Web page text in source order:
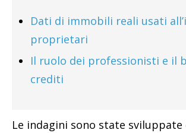
Dati di immobili reali usati
proprietari
Il ruolo dei professionisti e il
crediti
Le indagini sono state sviluppate